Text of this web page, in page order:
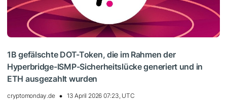
1B gefälschte DOT-Token, die im Rahmen der
Hyperbridge-ISMP-Sicherheitslücke generiert und in
ETH ausgezahlt wurden
cryptomonday.de 13 April 2026 07:23, UTC